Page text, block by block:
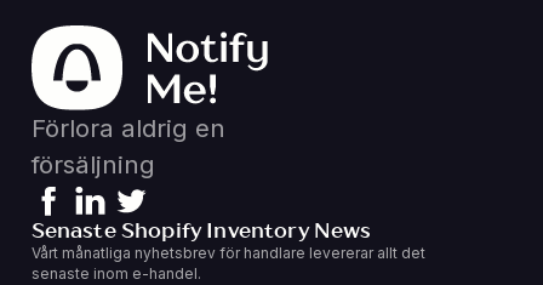
Förlora aldrig en
försäljning
Senaste Shopify Inventory News
Vårt månatliga nyhetsbrev för handlare levererar allt det
senaste inom e-handel.